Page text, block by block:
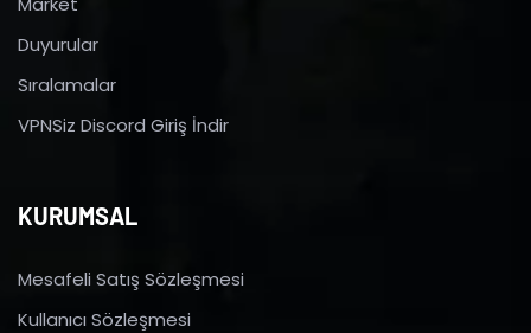
Duyurular
Sıralamalar
VPNSiz Discord Giriş İndir
KURUMSAL
Mesafeli Satış Sözleşmesi
Kullanıcı Sözleşmesi